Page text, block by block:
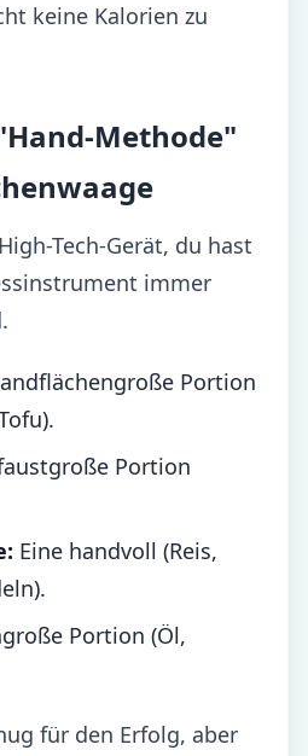
keine Kalorien zu
Methode"
Tech-Gerät, du hast
immer
Portion
Portion
Eine handvoll (Reis,
Portion (Öl,
für den Erfolg, aber